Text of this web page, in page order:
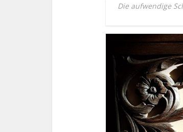
Die aufwendige